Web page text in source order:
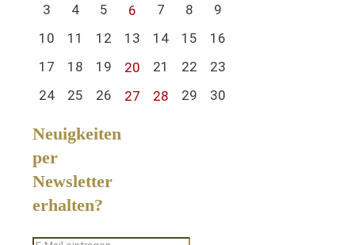
3
4 5 6 7 8
9
10
11 12 13 14 15
16
17
18 19 20 21 22
23
24
25 26 27 28 29 30
Neuigkeiten
per
Newsletter
erhalten?